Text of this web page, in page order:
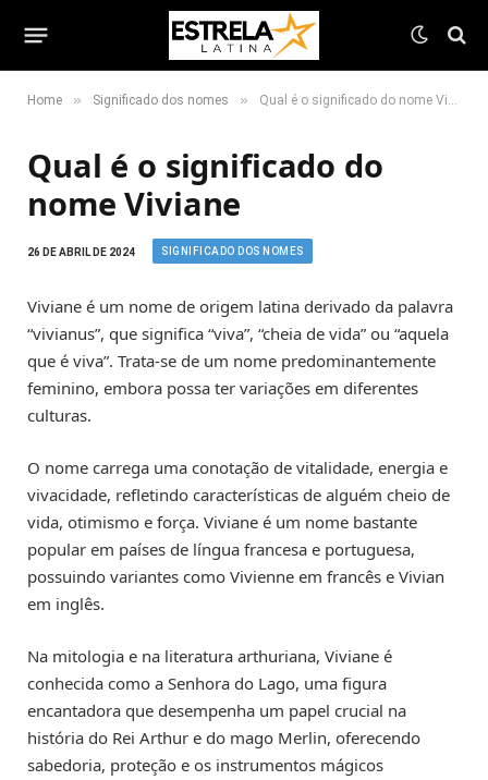
Home » Significado dos nomes » Qual é o significado do nome Viviane
Qual é o significado do
nome Viviane
26 DE ABRIL DE 2024 SIGNIFICADO DOS NOMES
Viviane é um nome de origem latina derivado da palavra
“vivianus”, que significa “viva”, “cheia de vida” ou “aquela
que é viva”. Trata-se de um nome predominantemente
feminino, embora possa ter variações em diferentes
culturas.
O nome carrega uma conotação de vitalidade, energia e
vivacidade, refletindo características de alguém cheio de
vida, otimismo e força. Viviane é um nome bastante
popular em países de língua francesa e portuguesa,
possuindo variantes como Vivienne em francês e Vivian
em inglês.
Na mitologia e na literatura arthuriana, Viviane é
conhecida como a Senhora do Lago, uma figura
encantadora que desempenha um papel crucial na
história do Rei Arthur e do mago Merlin, oferecendo
sabedoria, proteção e os instrumentos mágicos